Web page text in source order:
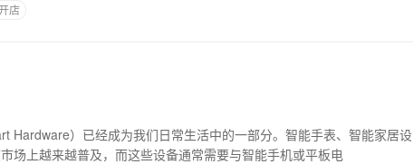
店
Hardware）已经成为我们日常生活中的一部分。智能手表、智能家居设
场上越来越普及，而这些设备通常需要与智能手机或平板电